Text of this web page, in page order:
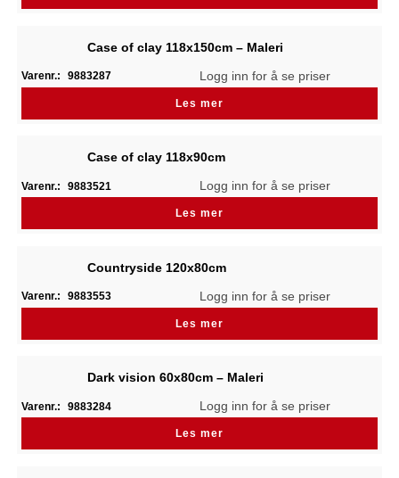
Case of clay 118x150cm – Maleri
Varenr.: 9883287 Logg inn for å se priser
Les mer
Case of clay 118x90cm
Varenr.: 9883521 Logg inn for å se priser
Les mer
Countryside 120x80cm
Varenr.: 9883553 Logg inn for å se priser
Les mer
Dark vision 60x80cm – Maleri
Varenr.: 9883284 Logg inn for å se priser
Les mer